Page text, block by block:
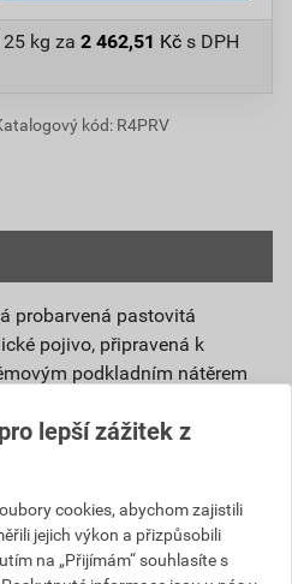
kg za 2 462,51 Kč s DPH
kód: R4PRV
probarvená pastovitá
pojivo, připravená k
podkladním nátěrem
vnějšího souvrství
v nočních hodinách,
vody na povrchu, která
růst nevzhledných řas.
aquaBalance dokáže
lepší zážitek z
cookies, abychom zajistili
jejich výkon a přizpůsobili
na „Přijímám“ souhlasíte s